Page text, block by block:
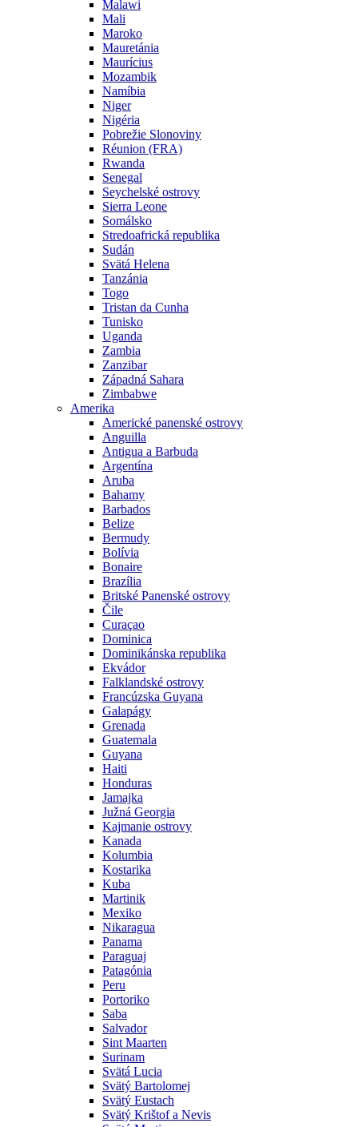
Malawi
Mali
Maroko
Mauretánia
Maurícius
Mozambik
Namíbia
Niger
Nigéria
Pobrežie Slonoviny
Réunion (FRA)
Rwanda
Senegal
Seychelské ostrovy
Sierra Leone
Somálsko
Stredoafrická republika
Sudán
Svätá Helena
Tanzánia
Togo
Tristan da Cunha
Tunisko
Uganda
Zambia
Zanzibar
Západná Sahara
Zimbabwe
Amerika
Americké panenské ostrovy
Anguilla
Antigua a Barbuda
Argentína
Aruba
Bahamy
Barbados
Belize
Bermudy
Bolívia
Bonaire
Brazília
Britské Panenské ostrovy
Čile
Curaçao
Dominica
Dominikánska republika
Ekvádor
Falklandské ostrovy
Francúzska Guyana
Galapágy
Grenada
Guatemala
Guyana
Haiti
Honduras
Jamajka
Južná Georgia
Kajmanie ostrovy
Kanada
Kolumbia
Kostarika
Kuba
Martinik
Mexiko
Nikaragua
Panama
Paraguaj
Patagónia
Peru
Portoriko
Saba
Salvador
Sint Maarten
Surinam
Svätá Lucia
Svätý Bartolomej
Svätý Eustach
Svätý Krištof a Nevis